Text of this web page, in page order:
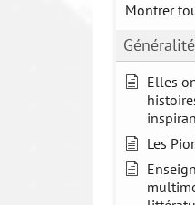
Montrer
Elles
Les